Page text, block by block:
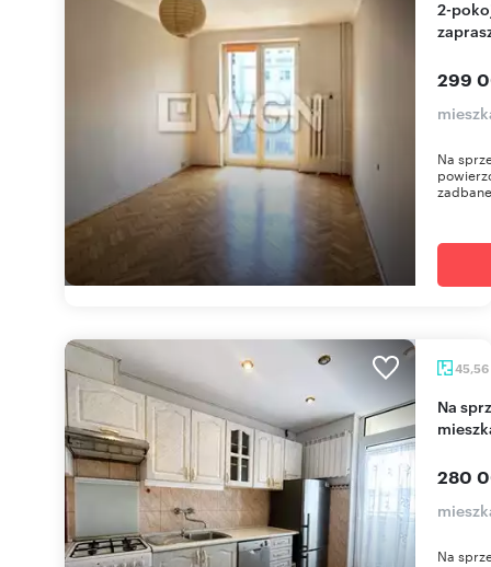
2-pokojowe mieszkanie w Ełku z balkonem
299
Na
45,56
Na sprzedaż funkcjonalne 3-pokojowe
280
Na